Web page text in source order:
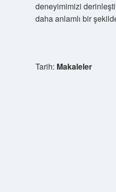
deneyimimizi
daha anlamlı bir
Tarih: Makaleler